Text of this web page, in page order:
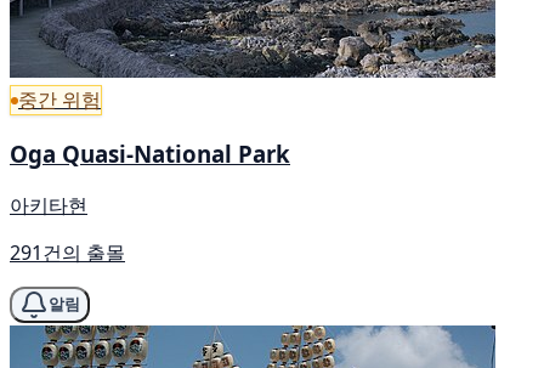
중간 위험
Oga Quasi-National Park
아키타현
291건의 출몰
알림